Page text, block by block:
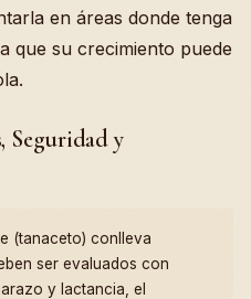
en áreas donde tenga
que su crecimiento puede
Seguridad y
(tanaceto) conlleva
ser evaluados con
y lactancia, el